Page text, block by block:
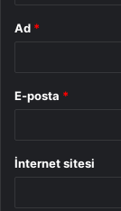
Ad *
E-posta *
İnternet sitesi